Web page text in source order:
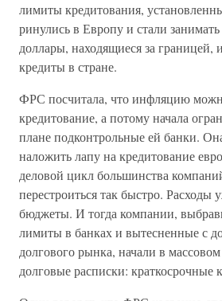
лимиты кредитования,
ринулись в Европу и стали
доллары, находящиеся за границей,
кредиты в стране.
ФРС посчитала, что инфляцию
кредитование, а потому начала
плане подконтрольные ей банки.
наложить лапу на кредитование
деловой цикл большинства
перестроиться так быстро.
бюджеты. И тогда компании,
лимиты в банках и вытесненные с
долгового рынка, начали в
долговые расписки: краткосрочные